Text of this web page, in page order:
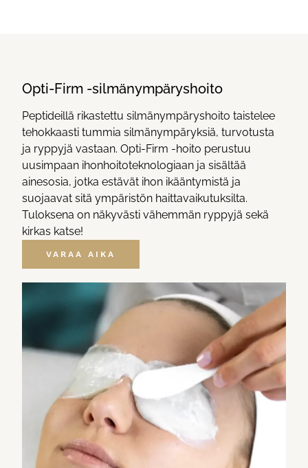
Opti-Firm -silmänympäryshoito
Peptideillä rikastettu silmänympäryshoito taistelee
tehokkaasti tummia silmänympäryksiä, turvotusta
ja ryppyjä vastaan. Opti-Firm -hoito perustuu
uusimpaan ihonhoitoteknologiaan ja sisältää
ainesosia, jotka estävät ihon ikääntymistä ja
suojaavat sitä ympäristön haittavaikutuksilta.
Tuloksena on näkyvästi vähemmän ryppyjä sekä
kirkas katse!
VARAA AIKA